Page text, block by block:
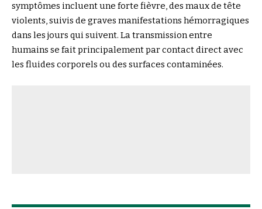
symptômes incluent une forte fièvre, des maux de tête
violents, suivis de graves manifestations hémorragiques
dans les jours qui suivent. La transmission entre
humains se fait principalement par contact direct avec
les fluides corporels ou des surfaces contaminées.